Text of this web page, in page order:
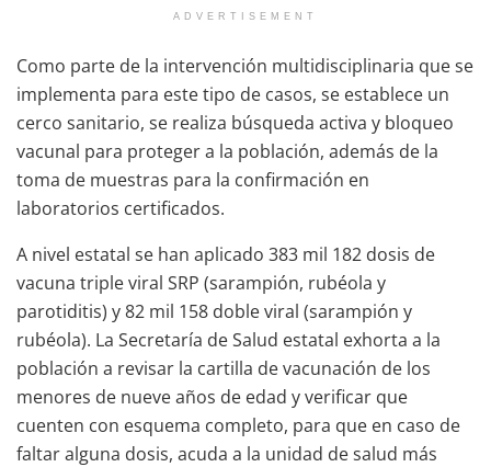
ADVERTISEMENT
Como parte de la intervención multidisciplinaria que se
implementa para este tipo de casos, se establece un
cerco sanitario, se realiza búsqueda activa y bloqueo
vacunal para proteger a la población, además de la
toma de muestras para la confirmación en
laboratorios certificados.
A nivel estatal se han aplicado 383 mil 182 dosis de
vacuna triple viral SRP (sarampión, rubéola y
parotiditis) y 82 mil 158 doble viral (sarampión y
rubéola). La Secretaría de Salud estatal exhorta a la
población a revisar la cartilla de vacunación de los
menores de nueve años de edad y verificar que
cuenten con esquema completo, para que en caso de
faltar alguna dosis, acuda a la unidad de salud más